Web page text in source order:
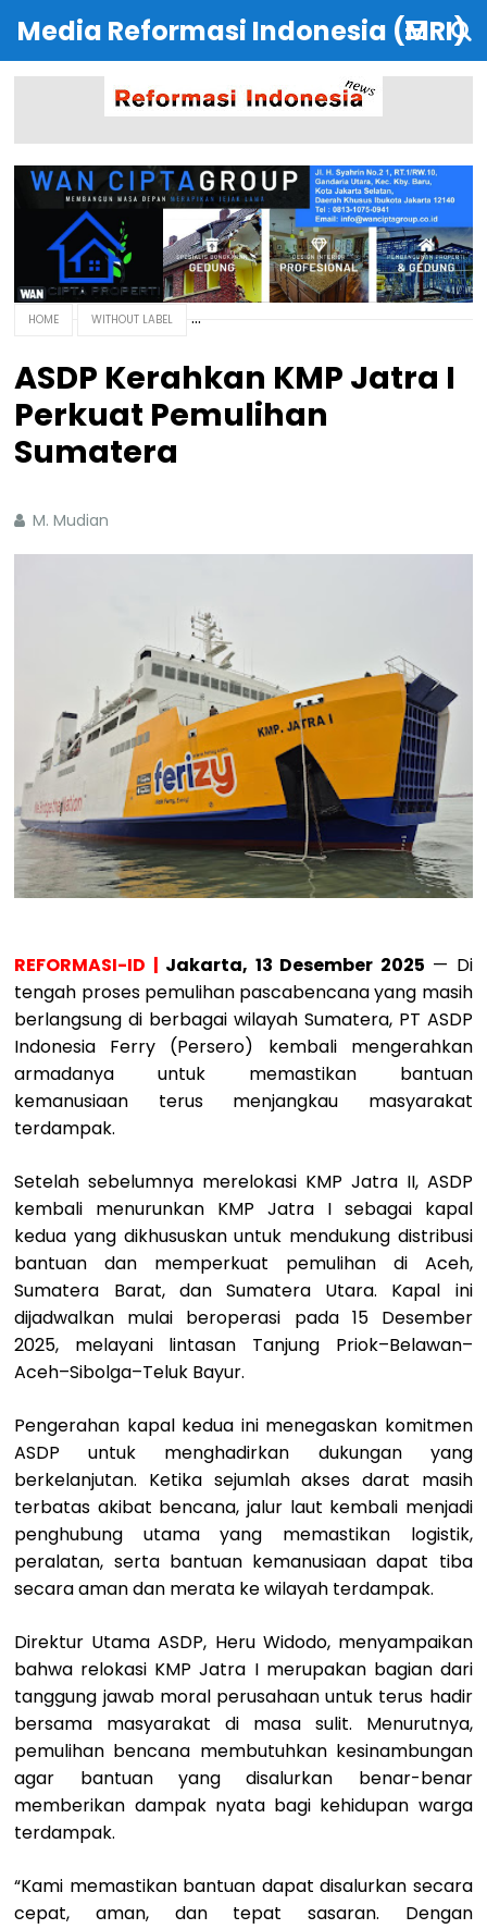
Media Reformasi Indonesia (MRI)
HOME WITHOUT LABEL
ASDP Kerahkan KMP Jatra I
Perkuat Pemulihan
Sumatera
M. Mudian
REFORMASI-ID | Jakarta, 13 Desember 2025 — Di
tengah proses pemulihan pascabencana yang masih
berlangsung di berbagai wilayah Sumatera, PT ASDP
Indonesia Ferry (Persero) kembali mengerahkan
armadanya untuk memastikan bantuan
kemanusiaan terus menjangkau masyarakat
terdampak.
Setelah sebelumnya merelokasi KMP Jatra II, ASDP
kembali menurunkan KMP Jatra I sebagai kapal
kedua yang dikhususkan untuk mendukung distribusi
bantuan dan memperkuat pemulihan di Aceh,
Sumatera Barat, dan Sumatera Utara. Kapal ini
dijadwalkan mulai beroperasi pada 15 Desember
2025, melayani lintasan Tanjung Priok–Belawan–
Aceh–Sibolga–Teluk Bayur.
Pengerahan kapal kedua ini menegaskan komitmen
ASDP untuk menghadirkan dukungan yang
berkelanjutan. Ketika sejumlah akses darat masih
terbatas akibat bencana, jalur laut kembali menjadi
penghubung utama yang memastikan logistik,
peralatan, serta bantuan kemanusiaan dapat tiba
secara aman dan merata ke wilayah terdampak.
Direktur Utama ASDP, Heru Widodo, menyampaikan
bahwa relokasi KMP Jatra I merupakan bagian dari
tanggung jawab moral perusahaan untuk terus hadir
bersama masyarakat di masa sulit. Menurutnya,
pemulihan bencana membutuhkan kesinambungan
agar bantuan yang disalurkan benar-benar
memberikan dampak nyata bagi kehidupan warga
terdampak.
“Kami memastikan bantuan dapat disalurkan secara
cepat, aman, dan tepat sasaran. Dengan